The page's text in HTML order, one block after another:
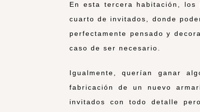
En esta tercera habitación,
cuarto de invitados, donde
perfectamente pensado y
caso de ser necesario.
Igualmente, querían ganar
fabricación de un nuevo
invitados con todo detalle